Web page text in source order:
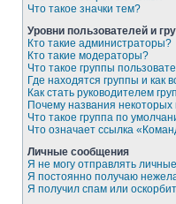
Что такое значки тем?
Уровни пользователей и
Кто такие администраторы?
Кто такие модераторы?
Что такое группы
Где находятся группы и как
Как стать руководителем
Почему названия
Что такое группа по
Что означает ссылка
Личные сообщения
Я не могу отправлять
Я постоянно получаю
Я получил спам или